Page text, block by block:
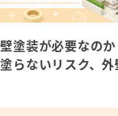
塗装が必要なの
らないリスク、